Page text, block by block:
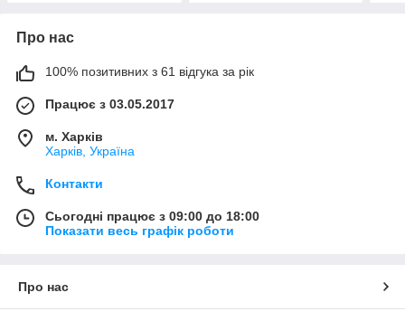
Про нас
100% позитивних з 61 відгука за рік
Працює з 03.05.2017
м. Харків
Харків, Україна
Контакти
Сьогодні працює з 09:00 до 18:00
Показати весь графік роботи
Про нас